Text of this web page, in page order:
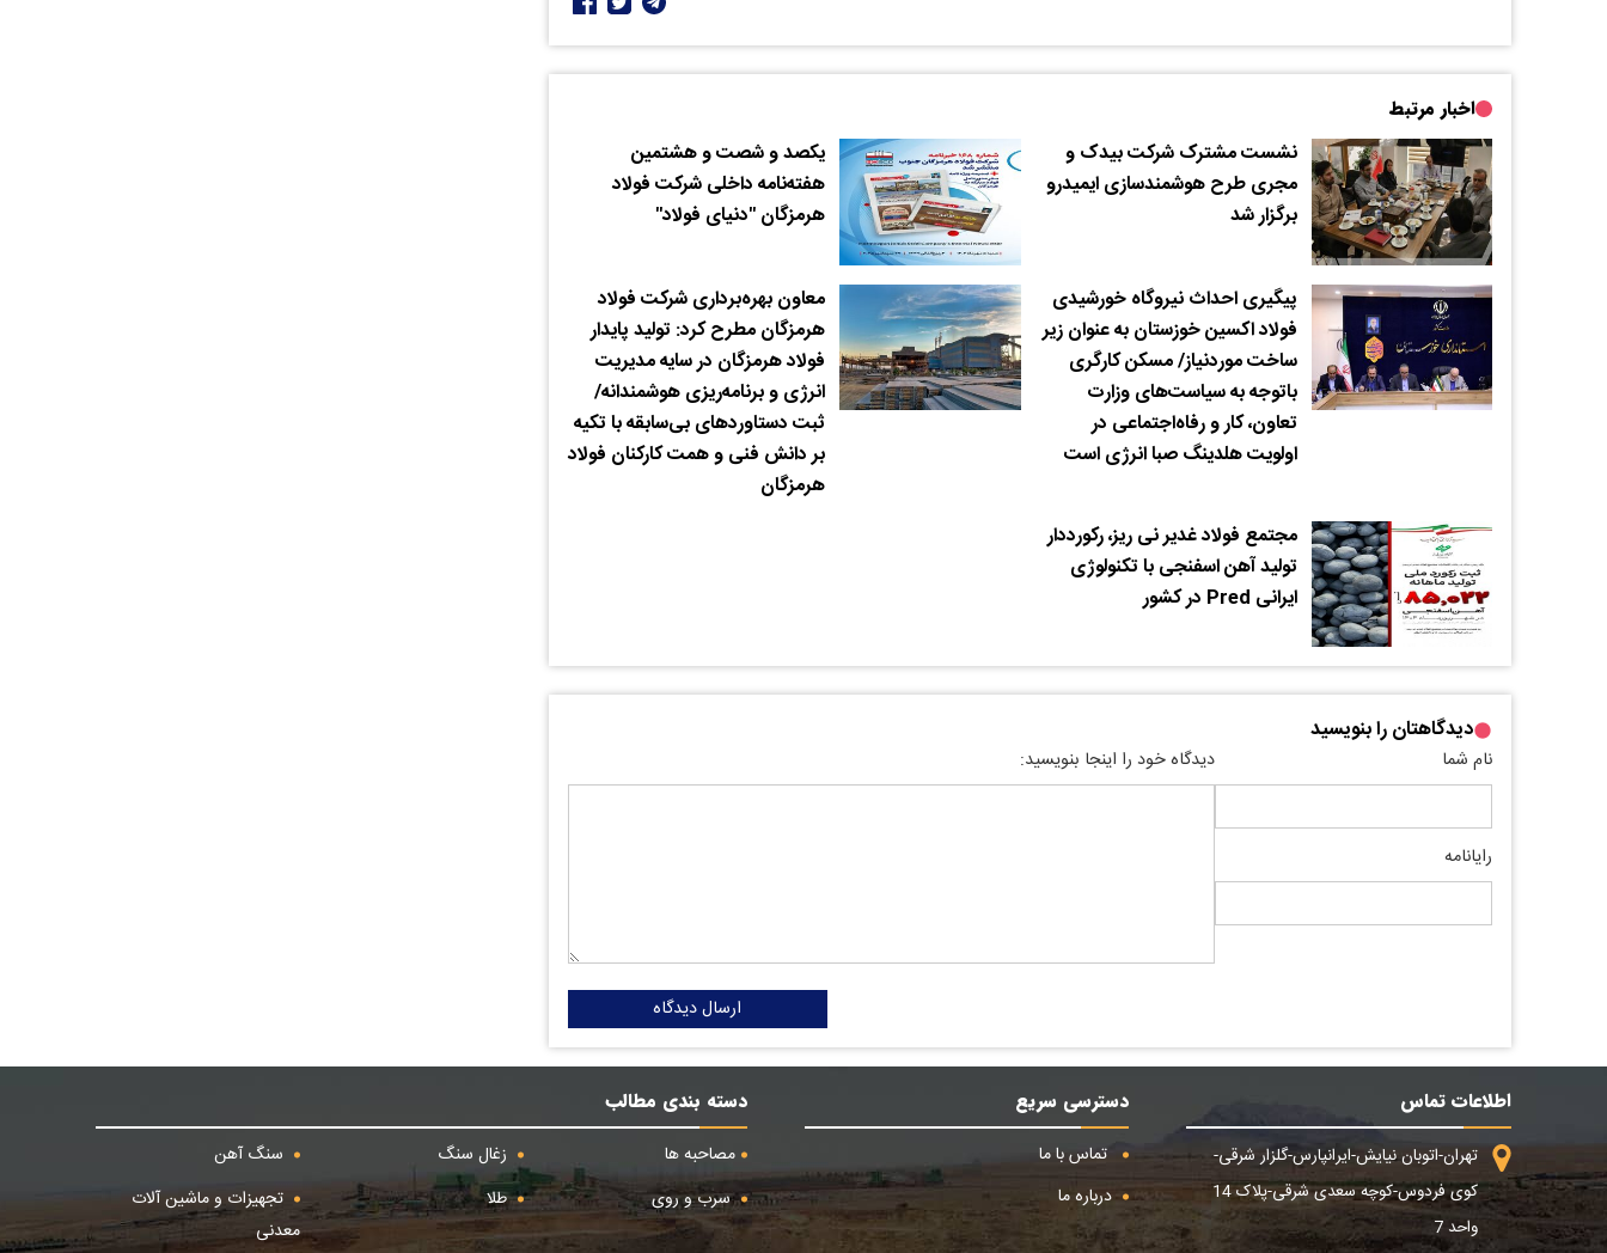
اخبار مرتبط
نشست مشترک شرکت بیدک و
مجری طرح هوشمندسازی ایمیدرو
برگزار شد
یکصد و شصت و هشتمین
هفته‌نامه داخلی شرکت فولاد
هرمزگان "دنیای فولاد"
پیگیری احداث نیروگاه خورشیدی
فولاد اکسین خوزستان به عنوان زیر
ساخت موردنیاز/ مسکن کارگری
باتوجه به سیاست‌های وزارت‌
تعاون، کار و رفاه‌اجتماعی در
اولویت هلدینگ صبا انرژی است
معاون بهره‌برداری شرکت فولاد
هرمزگان مطرح کرد: تولید پایدار
فولاد هرمزگان در سایه مدیریت
انرژی و برنامه‌ریزی هوشمندانه/
ثبت دستاوردهای بی‌سابقه با تکیه
بر دانش فنی و همت کارکنان فولاد
هرمزگان
مجتمع فولاد غدیر نی ریز، رکورددار
تولید آهن اسفنجی با تکنولوژی
ایرانی Pred در کشور
دیدگاهتان را بنویسید
نام شما
رایانامه
دیدگاه خود را اینجا بنویسید:
ارسال دیدگاه
اطلاعات تماس
تهران-اتوبان نیایش-ایرانپارس-گلزار شرقی-
کوی فردوس-کوچه سعدی شرقی-پلاک 14
واحد 7
دسترسی سریع
تماس با ما
درباره ما
دسته بندی مطالب
مصاحبه ها
زغال سنگ
سنگ آهن
سرب و روی
طلا
تجهیزات و ماشین آلات
معدنی